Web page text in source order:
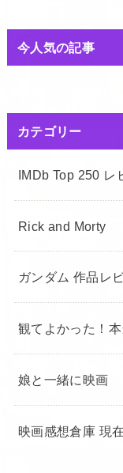
今人気の記事
カテゴリー
IMDb Top 250 レ
Rick and Morty
ガンダム 作品レ
観てよかった！
娘と一緒に映画
映画感想倉庫 現